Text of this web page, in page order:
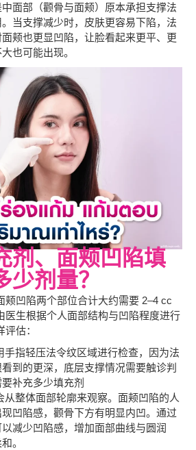
面部（颧骨与面颊）原本承担支撑法
当支撑减少时，皮肤更容易下陷，法
颊也更显凹陷，让脸看起来更平、更
也可能出现。
剂、面颊凹陷填
剂量？
颊凹陷两个部位合计大约需要 2–4 cc
医生根据个人面部结构与凹陷程度进行
估：
手指轻压法令纹区域进行检查，因为法
到的更深，底层支撑情况需要触诊判
补充多少填充剂
从整体面部轮廓来观察。面颊凹陷的人
凹陷感，颧骨下方有明显内凹。通过
减少凹陷感，增加面部曲线与圆润
。